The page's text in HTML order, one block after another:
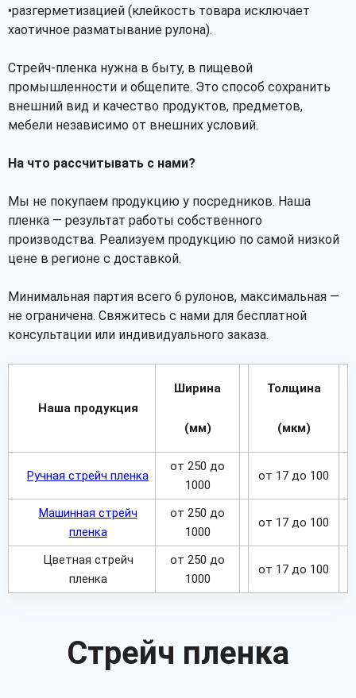
•разгерметизацией (клейкость товара исключает
хаотичное разматывание рулона).
Стрейч-пленка нужна в быту, в пищевой
промышленности и общепите. Это способ сохранить
внешний вид и качество продуктов, предметов,
мебели независимо от внешних условий.
На что рассчитывать с нами?
Мы не покупаем продукцию у посредников. Наша
пленка — результат работы собственного
производства. Реализуем продукцию по самой низкой
цене в регионе с доставкой.
Минимальная партия всего 6 рулонов, максимальная —
не ограничена. Свяжитесь с нами для бесплатной
консультации или индивидуального заказа.
Наша продукция
Ширина
(мм)
Толщина
(мкм)
Ручная стрейч пленка
от 250 до
1000
от 17 до 100
Машинная стрейч
пленка
от 250 до
1000
от 17 до 100
Цветная стрейч
пленка
от 250 до
1000
от 17 до 100
Стрейч пленка